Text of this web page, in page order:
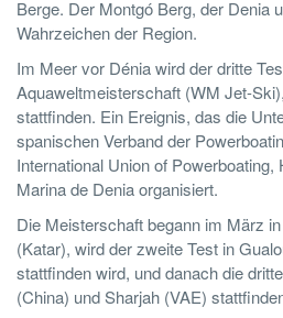
Berge. Der Montgó Berg, der Denia
Wahrzeichen der Region.
Im Meer vor Dénia wird der dritte
Aquaweltmeisterschaft (WM Jet-
stattfinden. Ein Ereignis, das die
spanischen Verband der
International Union of
Marina de Denia organisiert.
Die Meisterschaft begann im März
(Katar), wird der zweite Test in
stattfinden wird, und danach die
(China) und Sharjah (VAE)